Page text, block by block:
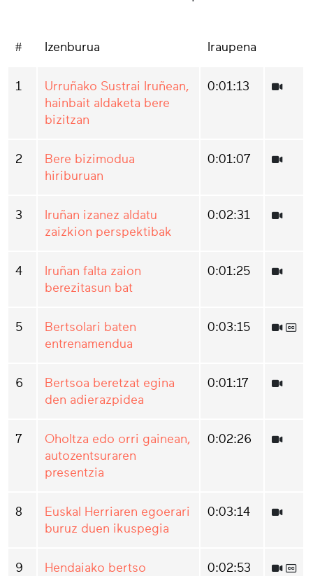
# Izenburua Iraupena
1
Urruñako Sustrai Iruñean,
hainbait aldaketa bere
bizitzan
0:01:13
2
Bere bizimodua
hiriburuan
0:01:07
3
Iruñan izanez aldatu
zaizkion perspektibak
0:02:31
4
Iruñan falta zaion
berezitasun bat
0:01:25
5
Bertsolari baten
entrenamendua
0:03:15
6
Bertsoa beretzat egina
den adierazpidea
0:01:17
7
Oholtza edo orri gainean,
autozentsuraren
presentzia
0:02:26
8
Euskal Herriaren egoerari
buruz duen ikuspegia
0:03:14
9
Hendaiako bertso
0:02:53